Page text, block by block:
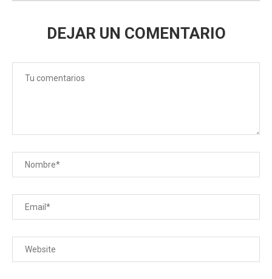
DEJAR UN COMENTARIO